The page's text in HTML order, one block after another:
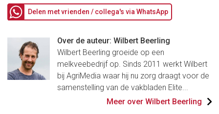
Delen met vrienden / collega's via WhatsApp
Over de auteur: Wilbert Beerling
Wilbert Beerling groeide op een
melkveebedrijf op. Sinds 2011 werkt Wilbert
bij AgriMedia waar hij nu zorg draagt voor de
samenstelling van de vakbladen Elite...
Meer over Wilbert Beerling